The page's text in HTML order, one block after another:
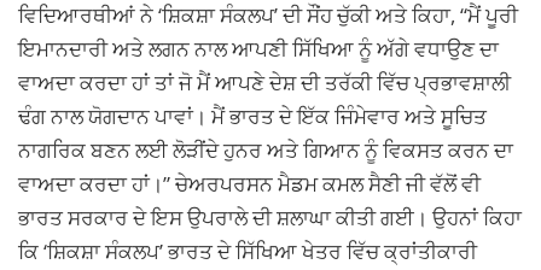
ਵਿਦਿਆਰਥੀਆਂ ਨੇ ‘ਸ਼ਿਕਸ਼ਾ ਸੰਕਲਪ’ ਦੀ ਸੌਂਹ ਚੁੱਕੀ ਅਤੇ ਕਿਹਾ, “ਮੈਂ ਪੂਰੀ
ਇਮਾਨਦਾਰੀ ਅਤੇ ਲਗਨ ਨਾਲ ਆਪਣੀ ਸਿੱਖਿਆ ਨੂੰ ਅੱਗੇ ਵਧਾਉਣ ਦਾ
ਵਾਅਦਾ ਕਰਦਾ ਹਾਂ ਤਾਂ ਜੋ ਮੈਂ ਆਪਣੇ ਦੇਸ਼ ਦੀ ਤਰੱਕੀ ਵਿੱਚ ਪ੍ਰਭਾਵਸ਼ਾਲੀ
ਢੰਗ ਨਾਲ ਯੋਗਦਾਨ ਪਾਵਾਂ। ਮੈਂ ਭਾਰਤ ਦੇ ਇੱਕ ਜਿੰਮੇਵਾਰ ਅਤੇ ਸੂਚਿਤ
ਨਾਗਰਿਕ ਬਣਨ ਲਈ ਲੋੜੀਂਦੇ ਹੁਨਰ ਅਤੇ ਗਿਆਨ ਨੂੰ ਵਿਕਸਤ ਕਰਨ ਦਾ
ਵਾਅਦਾ ਕਰਦਾ ਹਾਂ।” ਚੇਅਰਪਰਸਨ ਮੈਡਮ ਕਮਲ ਸੈਣੀ ਜੀ ਵੱਲੋਂ ਵੀ
ਭਾਰਤ ਸਰਕਾਰ ਦੇ ਇਸ ਉਪਰਾਲੇ ਦੀ ਸ਼ਲਾਘਾ ਕੀਤੀ ਗਈ। ਉਹਨਾਂ ਕਿਹਾ
ਕਿ ‘ਸ਼ਿਕਸ਼ਾ ਸੰਕਲਪ’ ਭਾਰਤ ਦੇ ਸਿੱਖਿਆ ਖੇਤਰ ਵਿੱਚ ਕ੍ਰਾਂਤੀਕਾਰੀ